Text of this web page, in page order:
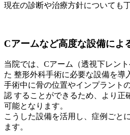
現在の診断や治療方針についても
Cアームなど高度な設備によ
当院では、Cアーム（透視下レン
た 整形外科手術に必要な設備を導
手術中に骨の位置やインプラント
認 することができるため、より正
可能となります。
こうした設備を活用し、症例ごと
ます。